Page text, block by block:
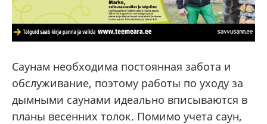
Саунам необходима постоянная забота и
обслуживание, поэтому работы по уходу за
дымными саунами идеально вписываются в
планы весенних толок. Помимо учета саун,